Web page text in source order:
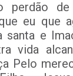
perdão
eu que
santa e
vida
Pelo